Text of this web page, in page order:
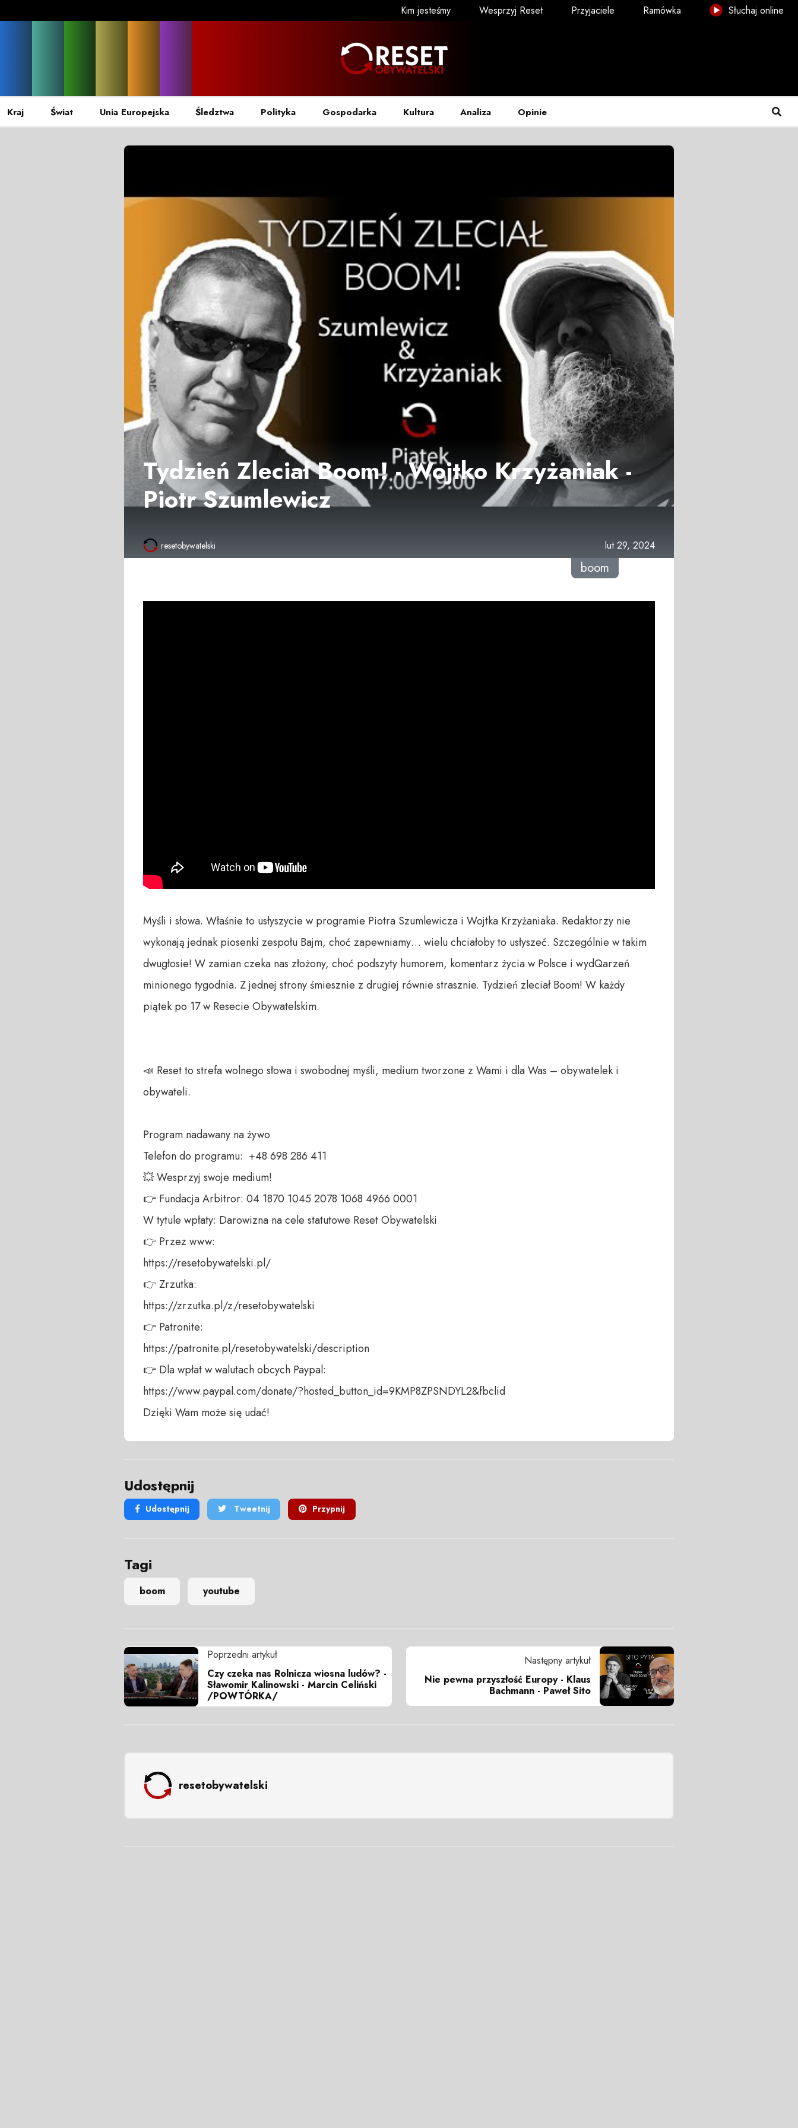
Kim jesteśmy Wesprzyj Reset Przyjaciele Ramówka Słuchaj online
Kraj Świat Unia Europejska Śledztwa Polityka Gospodarka Kultura Analiza Opinie
Tydzień Zleciał Boom! - Wojtko Krzyżaniak -
Piotr Szumlewicz
resetobywatelski lut 29, 2024
boom
Myśli i słowa. Właśnie to usłyszycie w programie Piotra Szumlewicza i Wojtka Krzyżaniaka. Redaktorzy nie
wykonają jednak piosenki zespołu Bajm, choć zapewniamy… wielu chciałoby to usłyszeć. Szczególnie w takim
dwugłosie! W zamian czeka nas złożony, choć podszyty humorem, komentarz życia w Polsce i wydQarzeń
minionego tygodnia. Z jednej strony śmiesznie z drugiej równie strasznie. Tydzień zleciał Boom! W każdy
piątek po 17 w Resecie Obywatelskim.
📣 Reset to strefa wolnego słowa i swobodnej myśli, medium tworzone z Wami i dla Was – obywatelek i
obywateli.
Program nadawany na żywo
Telefon do programu:  +48 698 286 411
💥 Wesprzyj swoje medium!
👉 Fundacja Arbitror: 04 1870 1045 2078 1068 4966 0001
W tytule wpłaty: Darowizna na cele statutowe Reset Obywatelski
👉 Przez www:
https://resetobywatelski.pl/
👉 Zrzutka:
https://zrzutka.pl/z/resetobywatelski
👉 Patronite:
https://patronite.pl/resetobywatelski/description
👉 Dla wpłat w walutach obcych Paypal:
https://www.paypal.com/donate/?hosted_button_id=9KMP8ZPSNDYL2&fbclid
Dzięki Wam może się udać!
Udostępnij
Udostępnij Tweetnij Przypnij
Tagi
boom youtube
Poprzedni artykuł
Czy czeka nas Rolnicza wiosna ludów? -
Sławomir Kalinowski - Marcin Celiński
/POWTÓRKA/
Następny artykuł
Nie pewna przyszłość Europy - Klaus
Bachmann - Paweł Sito
resetobywatelski